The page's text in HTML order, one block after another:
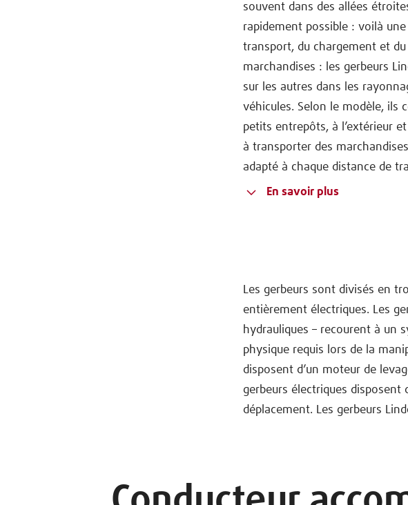
souvent dans des allées
rapidement possible : voilà
transport, du chargement et
marchandises : les gerbeurs
sur les autres dans les
véhicules. Selon le modèle, ils
petits entrepôts, à l’extérieur
à transporter des
adapté à chaque distance de
En savoir plus
Les gerbeurs sont divisés en
entièrement électriques. Les
hydrauliques – recourent à un
physique requis lors de la
disposent d’un moteur de
gerbeurs électriques disposent
déplacement. Les gerbeurs